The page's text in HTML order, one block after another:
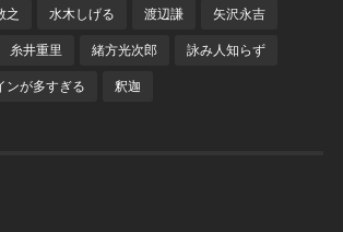
之 水木しげる 渡辺謙 矢沢永吉
糸井重里 緒方光次郎 詠み人知らず
ンが多すぎる 釈迦